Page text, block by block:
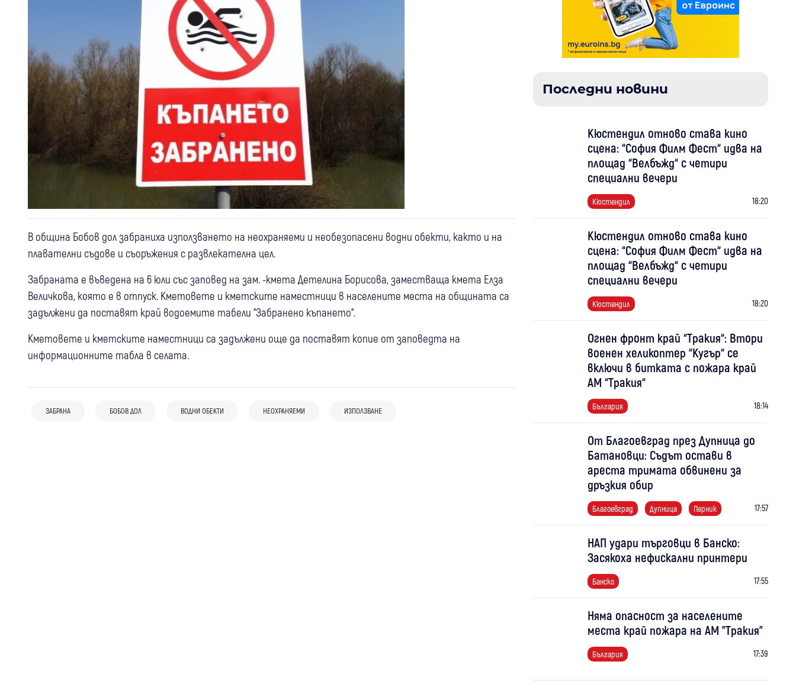
В община Бобов дол забраниха използването на неохраняеми и необезопасени водни обекти, както и на
плавателни съдове и съоръжения с развлекателна цел.
Забраната е въведена на 6 юли със заповед на зам. -кмета Детелина Борисова, заместваща кмета Елза
Величкова, която е в отпуск. Кметовете и кметските наместници в населените места на общината са
задължени да поставят край водоемите табели “Забранено къпането“.
Кметовете и кметските наместници са задължени още да поставят копие от заповедта на
информационните табла в селата.
ЗАБРАНА БОБОВ ДОЛ ВОДНИ ОБЕКТИ НЕОХРАНЯЕМИ ИЗПОЛЗВАНЕ
Кюстендилско през август
Кюстендил забрани фойерверки и
пожароопасната обстановка
Бобов дол наема втора сметосъбираща
пиротехническите средства в община
Свят
Въвеждат забрана за ползване на
Последни новини
Кюстендил отново става кино
сцена: “София Филм Фест“ идва на
площад “Велбъжд“ с четири
специални вечери
Кюстендил 18:20
Кюстендил отново става кино
сцена: “София Филм Фест“ идва на
площад “Велбъжд“ с четири
специални вечери
Кюстендил 18:20
Огнен фронт край “Тракия“: Втори
военен хеликоптер “Кугър“ се
включи в битката с пожара край
АМ “Тракия“
България 18:14
От Благоевград през Дупница до
Батановци: Съдът остави в
ареста тримата обвинени за
дръзкия обир
Благоевград Дупница Перник 17:57
НАП удари търговци в Банско:
Засякоха нефискални принтери
Банско 17:55
Няма опасност за населените
места край пожара на АМ "Тракия"
България 17:39